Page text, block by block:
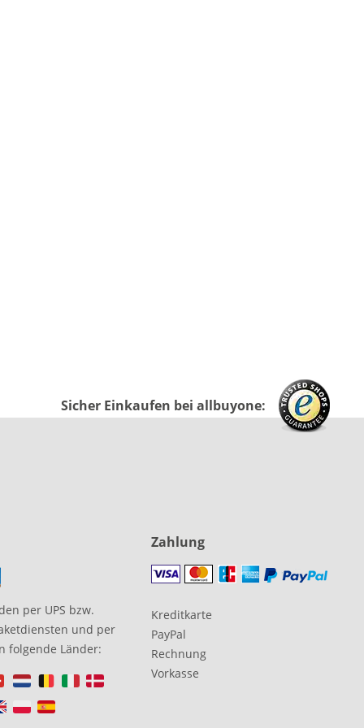
Sicher Einkaufen bei allbuyone:
per UPS bzw.
und per
folgende Länder:
Zahlung
Kreditkarte
PayPal
Rechnung
Vorkasse